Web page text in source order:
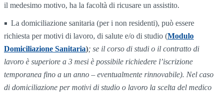
il medesimo motivo, ha la facoltà di ricusare un assistito.
La domiciliazione sanitaria (per i non residenti), può essere
richiesta per motivi di lavoro, di salute e/o di studio (Modulo
Domiciliazione Sanitaria); se il corso di studi o il contratto di
lavoro è superiore a 3 mesi è possibile richiedere l’iscrizione
temporanea fino a un anno – eventualmente rinnovabile). Nel caso
di domiciliazione per motivi di studio o lavoro la scelta del medico